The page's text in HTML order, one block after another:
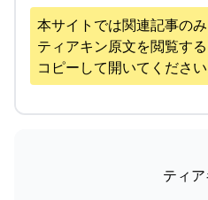
本サイトでは関連記事の
ティアキン原文を閲覧す
コピーして開いてください
ティ